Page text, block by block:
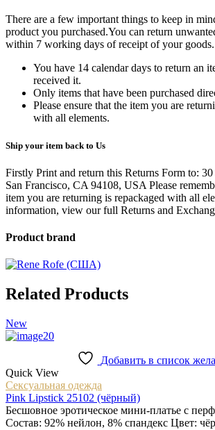
There are a few important things to keep in
product you purchased.You can return
within 7 working days of receipt of your goods.
You have 14 calendar days to return an
received it.
Only items that have been purchased
Please ensure that the item you are
with all elements.
Ship your item back to Us
Firstly Print and return this Returns Form to:
San Francisco, CA 94108, USA Please
item you are returning is repackaged with all
information, view our full Returns and
Product brand
Related Products
New
Добавить в список
Quick View
Сексуальная одежда
Pink Lipstick 25102 (чёрный)
Бесшовное эротическое мини-платье с
Состав: 92% нейлон, 8% спандекс Цвет: